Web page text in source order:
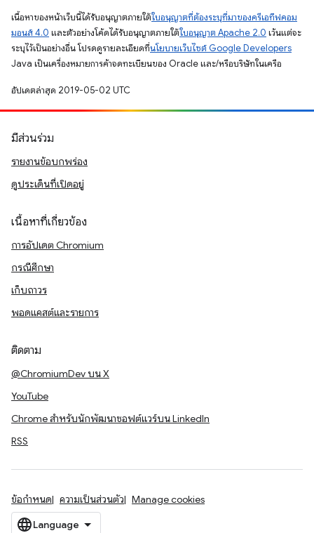
เนื้อหาของหน้าเว็บนี้ได้รับอนุญาตภายใต้ใบอนุญาตที่ต้องระบุที่มาของครีเอทีฟคอม
มอนส์ 4.0 และตัวอย่างโค้ดได้รับอนุญาตภายใต้ใบอนุญาต Apache 2.0 เว้นแต่จะ
ระบุไว้เป็นอย่างอื่น โปรดดูรายละเอียดที่นโยบายเว็บไซต์ Google Developers
Java เป็นเครื่องหมายการค้าจดทะเบียนของ Oracle และ/หรือบริษัทในเครือ
อัปเดตล่าสุด 2019-05-02 UTC
มีส่วนร่วม
รายงานข้อบกพร่อง
ดูประเด็นที่เปิดอยู่
เนื้อหาที่เกี่ยวข้อง
การอัปเดต Chromium
กรณีศึกษา
เก็บถาวร
พอดแคสต์และรายการ
ติดตาม
@ChromiumDev บน X
YouTube
Chrome สำหรับนักพัฒนาซอฟต์แวร์บน LinkedIn
RSS
ข้อกำหนด ความเป็นส่วนตัว Manage cookies